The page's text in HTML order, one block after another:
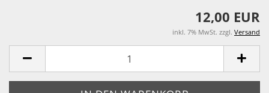
12,00 EUR
inkl. 7% MwSt. zzgl. Versand